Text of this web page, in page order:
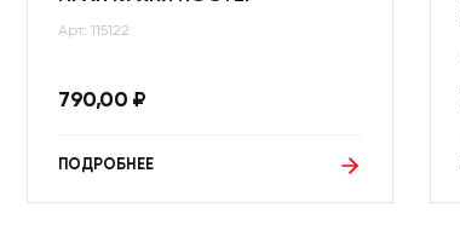
Арт: 115122
790,00 ₽
ПОДРОБНЕЕ